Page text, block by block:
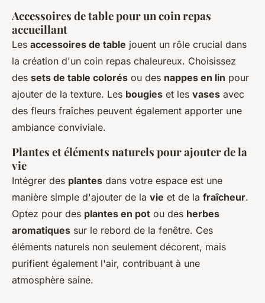
Accessoires de table pour un coin repas
accueillant
Les accessoires de table jouent un rôle crucial dans
la création d'un coin repas chaleureux. Choisissez
des sets de table colorés ou des nappes en lin pour
ajouter de la texture. Les bougies et les vases avec
des fleurs fraîches peuvent également apporter une
ambiance conviviale.
Plantes et éléments naturels pour ajouter de la
vie
Intégrer des plantes dans votre espace est une
manière simple d'ajouter de la vie et de la fraîcheur.
Optez pour des plantes en pot ou des herbes
aromatiques sur le rebord de la fenêtre. Ces
éléments naturels non seulement décorent, mais
purifient également l'air, contribuant à une
atmosphère saine.